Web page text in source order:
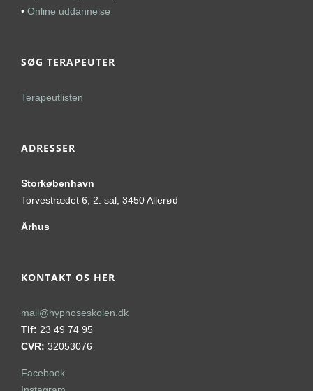
• Online uddannelse
SØG TERAPEUTER
Terapeutlisten
ADRESSER
Storkøbenhavn
Torvestrædet 6, 2. sal, 3450 Allerød
Århus
KONTAKT OS HER
mail@hypnoseskolen.dk
Tlf: 23 49 74 95
CVR: 32053076
Facebook